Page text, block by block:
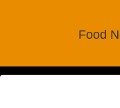
Food